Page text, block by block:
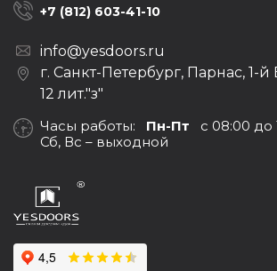
+7 (812) 603-41-10
info@yesdoors.ru
г. Санкт-Петербург, Парнас, 1-
12 лит."з"
Часы работы: Пн-Пт с 08:00 до
Сб, Вс – выходной